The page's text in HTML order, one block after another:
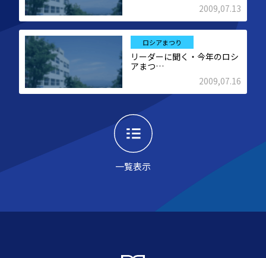
2009,07.13
一覧表示
ロシアまつり
リーダーに聞く・今年のロシ
アまつ…
2009,07.16